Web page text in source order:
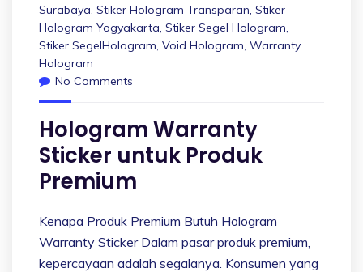
Surabaya, Stiker Hologram Transparan, Stiker
Hologram Yogyakarta, Stiker Segel Hologram,
Stiker SegelHologram, Void Hologram, Warranty
Hologram
No Comments
Hologram Warranty
Sticker untuk Produk
Premium
Kenapa Produk Premium Butuh Hologram
Warranty Sticker Dalam pasar produk premium,
kepercayaan adalah segalanya. Konsumen yang